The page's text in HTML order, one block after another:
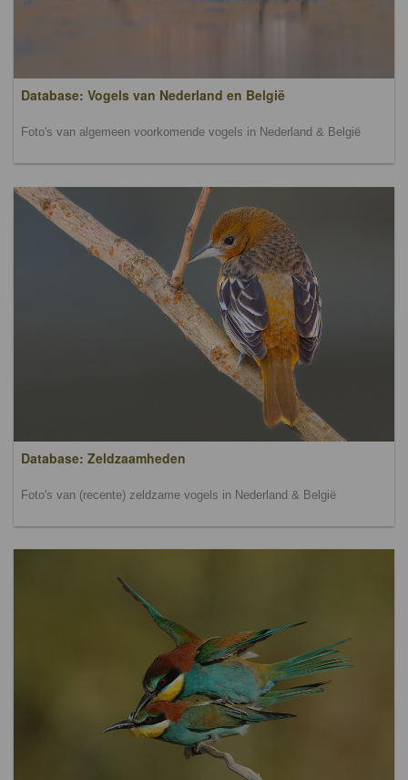
Database: Vogels van Nederland en België
Foto's van algemeen voorkomende vogels in Nederland & België
Database: Zeldzaamheden
Foto's van (recente) zeldzame vogels in Nederland & België